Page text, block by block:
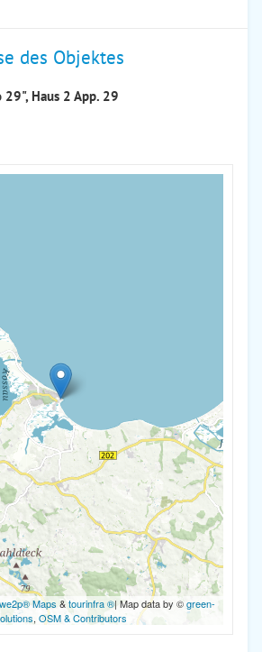
des Objektes
Haus 2 App. 29
we2p® Maps &tourinfra ®| Map data by ©green-
, OSM & Contributors